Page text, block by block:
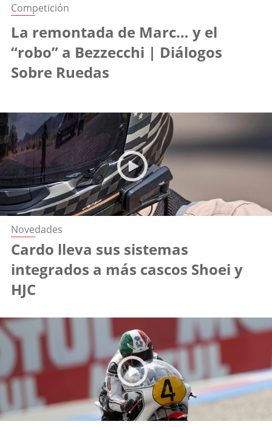
Competición
La remontada de Marc… y el
“robo” a Bezzecchi | Diálogos
Sobre Ruedas
Novedades
Cardo lleva sus sistemas
integrados a más cascos Shoei y
HJC